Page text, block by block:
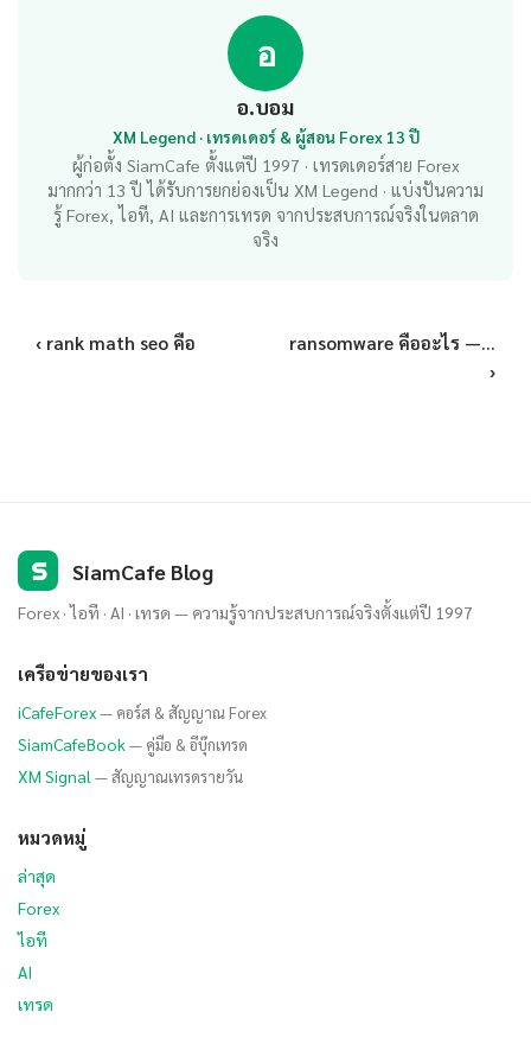
อ
อ.บอม
XM Legend · เทรดเดอร์ & ผู้สอน Forex 13 ปี
ผู้ก่อตั้ง SiamCafe ตั้งแต่ปี 1997 · เทรดเดอร์สาย Forex
มากกว่า 13 ปี ได้รับการยกย่องเป็น XM Legend · แบ่งปันความ
รู้ Forex, ไอที, AI และการเทรด จากประสบการณ์จริงในตลาด
จริง
‹ rank math seo คือ
ransomware คืออะไร —...
›
S SiamCafe Blog
Forex · ไอที · AI · เทรด — ความรู้จากประสบการณ์จริงตั้งแต่ปี 1997
เครือข่ายของเรา
iCafeForex— คอร์ส & สัญญาณ Forex
SiamCafeBook— คู่มือ & อีบุ๊กเทรด
XM Signal — สัญญาณเทรดรายวัน
หมวดหมู่
ล่าสุด
Forex
ไอที
AI
เทรด